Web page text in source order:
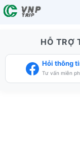
HỖ TRỢ
Hỏi thông
Tư vấn miễn